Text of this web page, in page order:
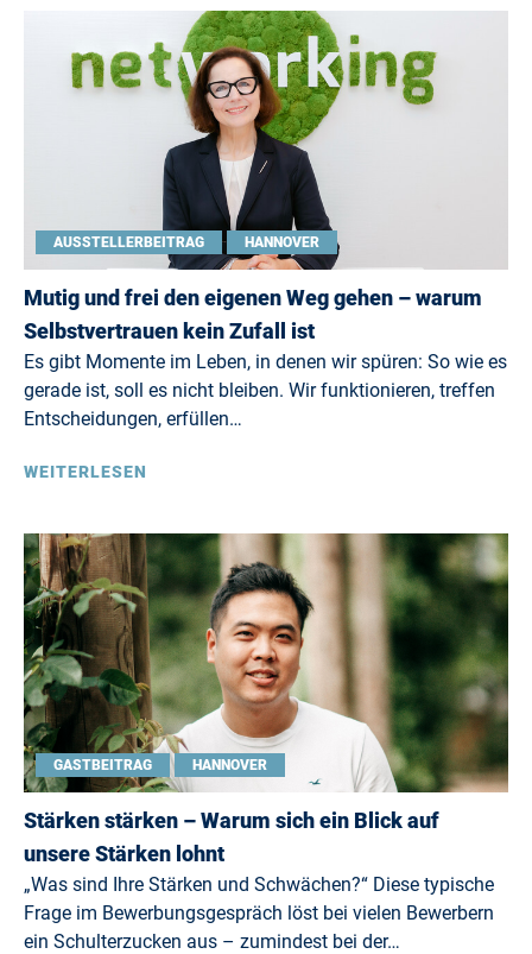
AUSSTELLERBEITRAG HANNOVER
Mutig und frei den eigenen Weg gehen – warum
Selbstvertrauen kein Zufall ist
Es gibt Momente im Leben, in denen wir spüren: So wie es
gerade ist, soll es nicht bleiben. Wir funktionieren, treffen
Entscheidungen, erfüllen…
WEITERLESEN
GASTBEITRAG HANNOVER
Stärken stärken – Warum sich ein Blick auf
unsere Stärken lohnt
„Was sind Ihre Stärken und Schwächen?“ Diese typische
Frage im Bewerbungsgespräch löst bei vielen Bewerbern
ein Schulterzucken aus – zumindest bei der…